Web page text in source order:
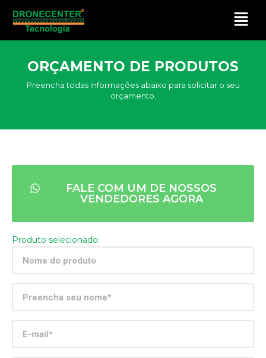
ORÇAMENTO DE PRODUTOS
Preencha todas informações abaixo para solicitar o seu
orçamento.​
FALE COM UM DE NOSSOS
VENDEDORES AGORA
Produto selecionado: